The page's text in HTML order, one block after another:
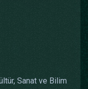
Sanat ve Bilim